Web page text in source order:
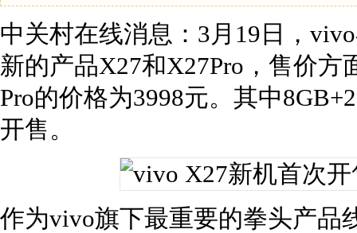
中关村在线消息：3月19日，
新的产品X27和X27Pro，售价方
Pro的价格为3998元。其中
开售。
作为vivo旗下最重要的拳头产品